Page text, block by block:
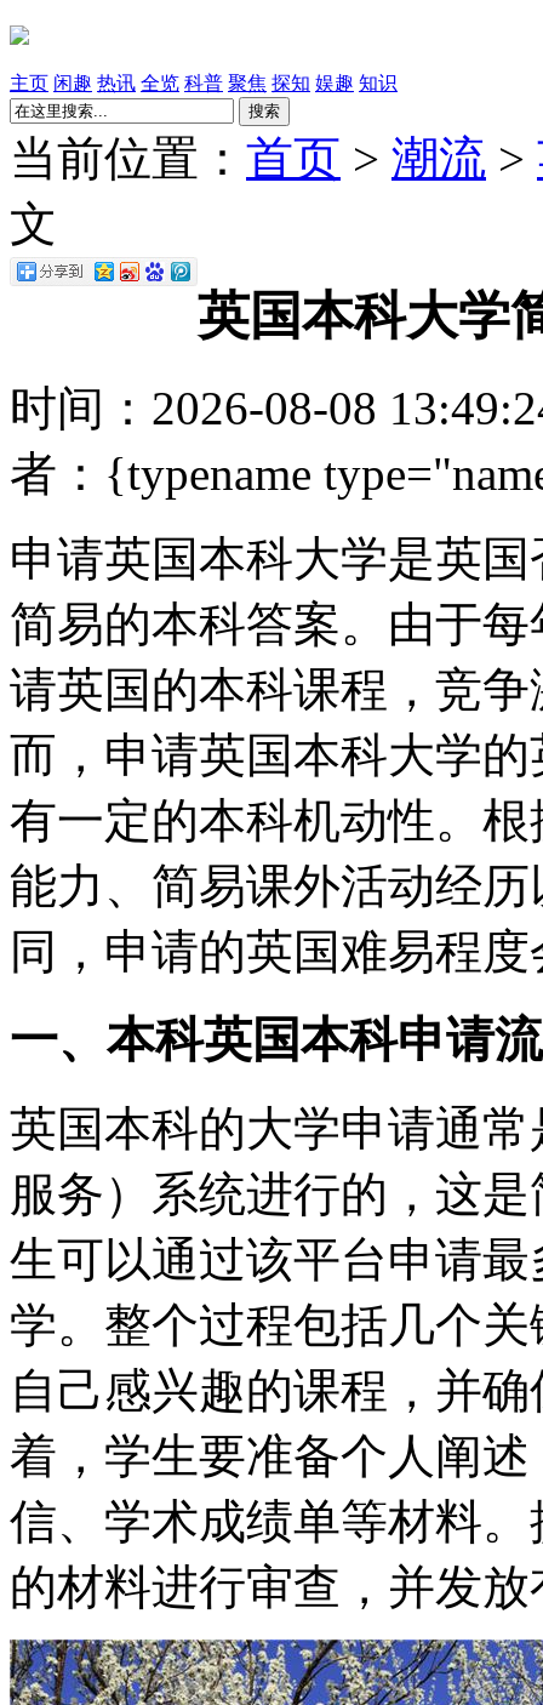
主页 闲趣 热讯 全览 科普 聚焦 探知 娱趣 知识
搜索
当前位置： 首页 > 潮流 >
文
英国本科大学
时间：2026-08-08
者：{typename
申请英国本科大学是英
简易的本科答案。由于
请英国的本科课程，竞
而，申请英国本科大学
有一定的本科机动性。
能力、简易课外活动经
同，申请的英国难易程
一、本科英国本科申请
英国本科的大学申请通
服务）系统进行的，这
生可以通过该平台申请
学。整个过程包括几个
自己感兴趣的课程，并
着，学生要准备个人阐述
信、学术成绩单等材料
的材料进行审查，并发